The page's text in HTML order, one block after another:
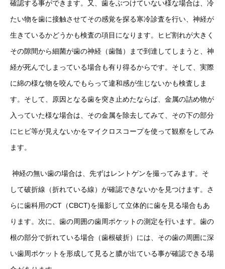
確認する事ができます。又、歯をぶつけていない様な場合は、冷
たい物を歯に接触させてその感覚を探る寒冷診査を行い、神経が
生きているかどうかも検査の項目になります。ヒビ割れが大きく
その隙間から細菌が歯の神経（歯髄）まで到達してしまうと、神
経が死んでしまっている場合も有り得るからです。そして、実際
に綿の様な物を咬んでもらって違和感が生じないかも検査しま
す。そして、原因となる歯を突き止めたならば、金属の詰め物が
入っていた様な場合は、その金属を除去してみて、その下の部分
にヒビ等が見えないかをマイクロスコープを使って観察をしてみ
ます。
神経の無い歯の場合は、先ずはレントゲンを撮ってみます。そ
して破折線（折れている線）が確認できないかを見つけます。さ
らに歯科用のCT（CBCT)を撮影して立体的に歯を見る場合もあ
ります。次に、歯の周囲の歯周ポケットの測定を行います。歯の
根の部分で折れている場合（歯根破折）には、その歯の周囲に深
い歯周ポケットを形成して見ると膿が出ている事が確認できる場